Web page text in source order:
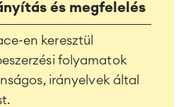
és megfelelés
en keresztül
folyamatok
irányelvek által